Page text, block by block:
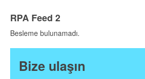
RPA Feed 2
Besleme bulunamadı.
Bize ulaşın